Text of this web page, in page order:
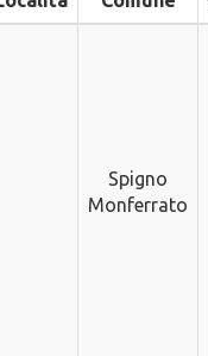
Spigno
Monferrato